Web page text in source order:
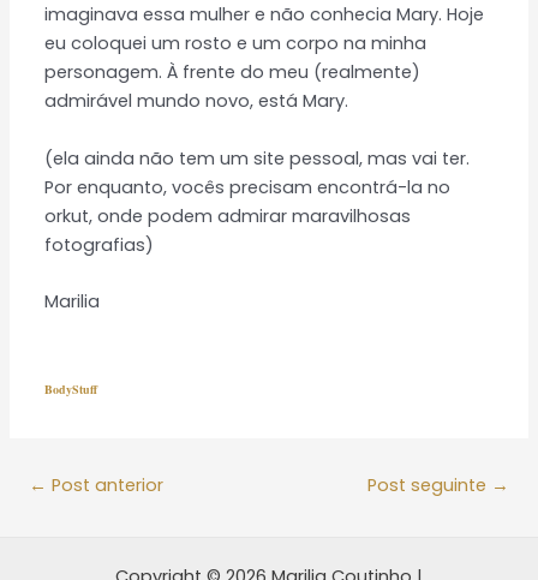
imaginava essa mulher e não conhecia Mary. Hoje
eu coloquei um rosto e um corpo na minha
personagem. À frente do meu (realmente)
admirável mundo novo, está Mary.
(ela ainda não tem um site pessoal, mas vai ter.
Por enquanto, vocês precisam encontrá-la no
orkut, onde podem admirar maravilhosas
fotografias)
Marilia
BodyStuff
← Post anterior Post seguinte →